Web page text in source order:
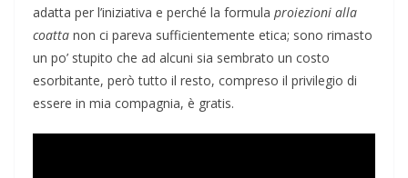
adatta per l’iniziativa e perché la formula proiezioni alla
coatta non ci pareva sufficientemente etica; sono rimasto
un po’ stupito che ad alcuni sia sembrato un costo
esorbitante, però tutto il resto, compreso il privilegio di
essere in mia compagnia, è gratis.